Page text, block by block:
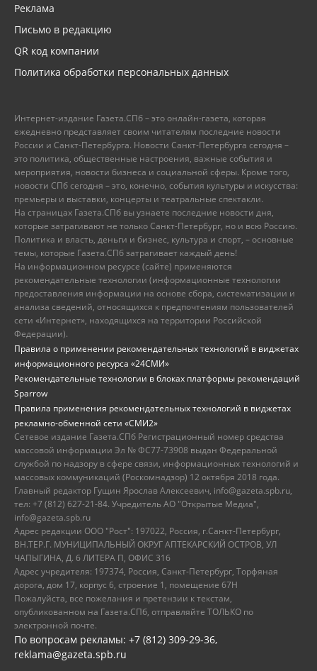
Реклама
Письмо в редакцию
QR код компании
Политика обработки персональных данных
Интернет-издание Газета.СПб – это онлайн-газета, которая
ежедневно представляет своим читателям последние новости
России и Санкт-Петербурга. Новости Санкт-Петербурга сегодня –
это политика, общественные настроения, важные события и
мероприятия, новости бизнеса и социальной сферы. Кроме того,
новости СПб сегодня – это, конечно, события культуры и искусства:
премьеры и выставки, концерты и театральные спектакли.
На страницах Газета.СПб вы узнаете последние новости дня,
которые затрагивают не только Санкт-Петербург, но и всю Россию.
Политика и власть, деньги и бизнес, культура и спорт, – основные
темы, которые Газета.СПб затрагивает каждый день!
На информационном ресурсе (сайте) применяются
рекомендательные технологии (информационные технологии
предоставления информации на основе сбора, систематизации и
анализа сведений, относящихся к предпочтениям пользователей
сети «Интернет», находящихся на территории Российской
Федерации).
Правила о применении рекомендательных технологий в виджетах
информационного ресурса «24СМИ»
Рекомендательные технологии в блоках платформы рекомендаций
Sparrow
Правила применения рекомендательных технологий в виджетах
рекламно-обменной сети «СМИ2»
Сетевое издание Газета.СПб Регистрационный номер средства
массовой информации Эл № ФС77-73908 выдан Федеральной
службой по надзору в сфере связи, информационных технологий и
массовых коммуникаций (Роскомнадзор) 12 октября 2018 года.
Главный редактор Гущин Ярослав Алексеевич, info@gazeta.spb.ru,
тел: +7 (812) 627-21-84. Учредитель АО "Открытые Медиа",
info@gazeta.spb.ru
Адрес редакции ООО "Рост": 197022, Россия, г.Санкт-Петербург,
ВН.ТЕР.Г. МУНИЦИПАЛЬНЫЙ ОКРУГ АПТЕКАРСКИЙ ОСТРОВ, УЛ
ЧАПЫГИНА, Д. 6 ЛИТЕРА П, ОФИС 316
Адрес учредителя: 197374, Россия, Санкт-Петербург, Торфяная
дорога, дом 17, корпус 6, строение 1, помещение 67Н
Пожалуйста, все пожелания и претензии к текстам,
опубликованном на Газета.СПб, отправляйте ТОЛЬКО по
электронной почте.
По вопросам рекламы: +7 (812) 309-29-36,
reklama@gazeta.spb.ru